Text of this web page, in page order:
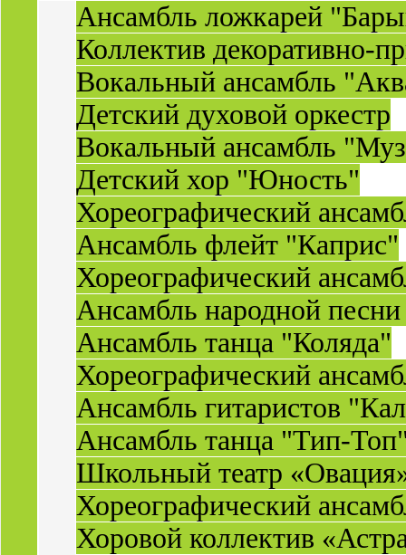
Ансамбль ложкарей
Коллектив декоративно-
Вокальный ансамбль
Детский духовой оркестр
Вокальный ансамбль
Детский хор "Юность"
Хореографический
Ансамбль флейт "Каприс"
Хореографический
Ансамбль народной
Ансамбль танца "Коляда"
Хореографический
Ансамбль гитаристов
Ансамбль танца "Тип-
Школьный театр
Хореографический
Хоровой коллектив